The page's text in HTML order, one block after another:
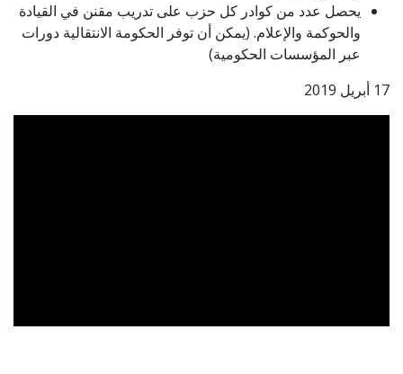
يحصل عدد من كوادر كل حزب على تدريب مقنن في القيادة
والحوكمة والإعلام. (يمكن أن توفر الحكومة الانتقالية دورات
عبر المؤسسات الحكومية)
17 أبريل 2019